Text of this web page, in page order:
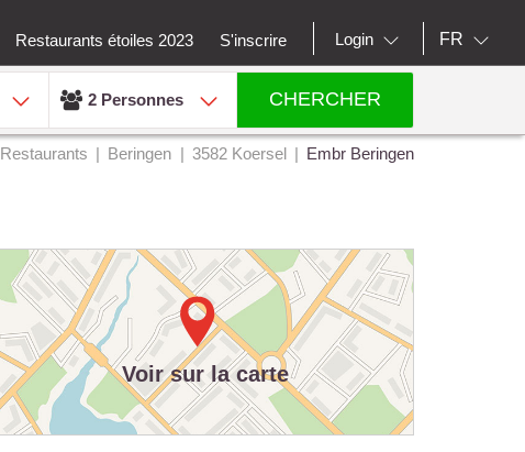
Restaurants étoiles 2023 S'inscrire Login FR
2 Personnes CHERCHER
Restaurants Beringen 3582 Koersel Embr Beringen
Voir sur la carte